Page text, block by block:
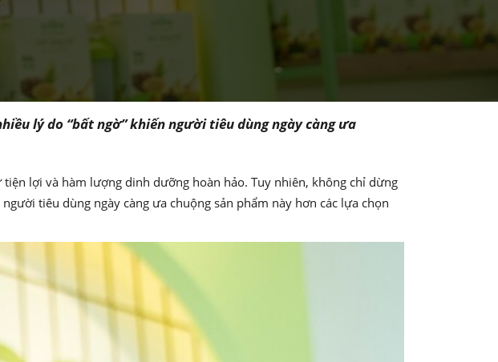
lý do “bất ngờ” khiến người tiêu dùng ngày càng ưa
lợi và hàm lượng dinh dưỡng hoàn hảo. Tuy nhiên, không chỉ dừng
tiêu dùng ngày càng ưa chuộng sản phẩm này hơn các lựa chọn